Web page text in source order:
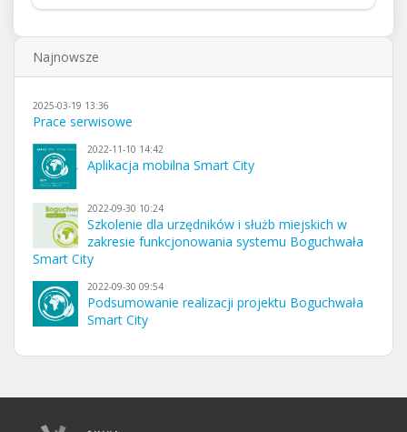
Najnowsze
2025-03-19 13:36
Prace serwisowe
2022-11-10 14:42
Aplikacja mobilna Smart City
2022-09-30 10:24
Szkolenie dla urzędników i służb miejskich w
zakresie funkcjonowania systemu Boguchwała
Smart City
2022-09-30 09:54
Podsumowanie realizacji projektu Boguchwała
Smart City